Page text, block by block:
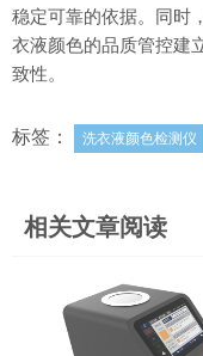
稳定可靠的依据。同时
衣液颜色的品质管控建
致性。
标签： 洗衣液颜色检测仪
相关文章阅读